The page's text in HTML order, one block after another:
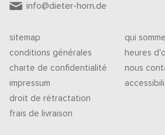
info@dieter-horn.de
sitemap
conditions générales
charte de confidentialité
impressum
droit de rétractation
frais de livraison
qui
heures
nous